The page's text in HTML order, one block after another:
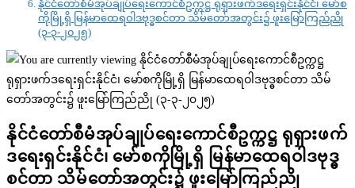
နိုင်ငံတော်စီမံအုပ်ချုပ်ရေးကောင်စီဥက္ကဋ္ဌ ရုရှားဖက်ဒရေးရှင်းနိုင်ငံ၊ မော်စ
ကိုမြို့ရှိ မြန်မာထေရဝါဒဗုဒ္ဓစင်တာ သိမ်တော်အတွင်း၌ ဖူးမြော်ကြည်ညို
(၃-၃-၂၀၂၅)
နိုင်ငံတော်စီမံအုပ်ချုပ်ရေးကောင်စီဥက္ကဋ္ဌ ရုရှားဖက်
ဒရေးရှင်းနိုင်ငံ၊ မော်စကိုမြို့ရှိ မြန်မာထေရဝါဒဗုဒ္ဓ
စင်တာ သိမ်တော်အတွင်း၌ ဖူးမြော်ကြည်ညို